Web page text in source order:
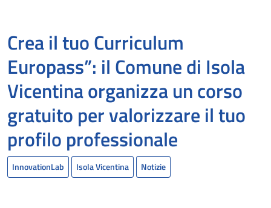
Crea il tuo Curriculum
Europass”: il Comune di Isola
Vicentina organizza un corso
gratuito per valorizzare il tuo
profilo professionale
InnovationLab Isola Vicentina Notizie